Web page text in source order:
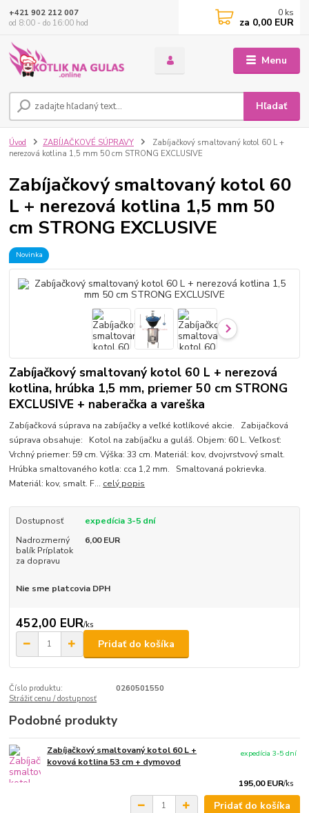
Menu
Hľadať
+421 902 212 007
od 8:00 - do 16:00 hod
0 ks
za 0,00 EUR
Úvod ZABÍJAČKOVÉ SÚPRAVY
Zabíjačkový smaltovaný kotol 60 L +
nerezová kotlina 1,5 mm 50 cm STRONG EXCLUSIVE
Zabíjačkový smaltovaný kotol 60
L + nerezová kotlina 1,5 mm 50
cm STRONG EXCLUSIVE
Novinka
Zabíjačkový smaltovaný kotol 60 L + nerezová
kotlina, hrúbka 1,5 mm, priemer 50 cm STRONG
EXCLUSIVE + naberačka a vareška
Zabíjačková súprava na zabíjačky a veľké kotlíkové akcie. Zabijačková
súprava obsahuje: Kotol na zabíjačku a guláš. Objem: 60 L. Veľkosť:
Vrchný priemer: 59 cm. Výška: 33 cm. Materiál: kov, dvojvrstvový smalt.
Hrúbka smaltovaného kotla: cca 1,2 mm. Smaltovaná pokrievka.
Materiál: kov, smalt. F... celý popis
Dostupnosť
expedícia 3-5 dní
Nadrozmerný
balík Príplatok
za dopravu
6,00 EUR
Nie sme platcovia DPH
452,00 EUR/ks
Pridať do košíka
Číslo produktu:
0260501550
Strážiť cenu / dostupnosť
Podobné produkty
Zabíjačkový smaltovaný kotol 60 L +
kovová kotlina 53 cm + dymovod
195,00 EUR/ks
expedícia 3-5 dní
Pridať do košíka